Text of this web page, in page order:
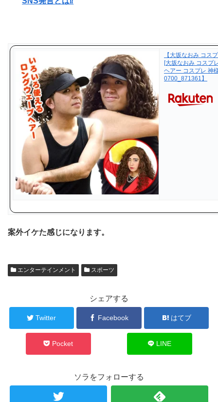
【大坂なおみ コス
[大坂なおみ コスプ
ヘアー コスプレ 神
0700_871361】
案外イケた感じになります。
エンターテインメント スポーツ
シェアする
Twitter Facebook はてブ
Pocket LINE
ソラをフォローする